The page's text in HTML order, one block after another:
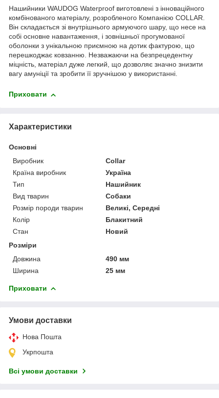
Нашийники WAUDOG Waterproof виготовлені з інноваційного
комбінованого матеріалу, розробленого Компанією COLLAR.
Він складається зі внутрішнього армуючого шару, що несе на
собі основне навантаження, і зовнішньої прогумованої
оболонки з унікальною приємною на дотик фактурою, що
перешкоджає ковзанню. Незважаючи на безпрецедентну
міцність, матеріал дуже легкий, що дозволяє значно знизити
вагу амуніції та зробити її зручнішою у використанні.
Приховати
Характеристики
Основні
Виробник
Collar
Країна виробник
Україна
Тип
Нашийник
Вид тварин
Собаки
Розмір породи тварин
Великі, Середні
Колір
Блакитний
Стан
Новий
Розміри
Довжина
490 мм
Ширина
25 мм
Приховати
Умови доставки
Нова Пошта
Укрпошта
Всі умови доставки